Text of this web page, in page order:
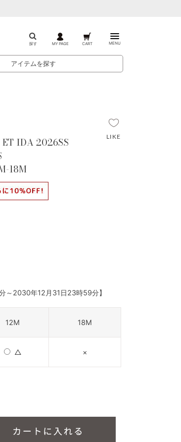
探す MY PAGE CART MENU
アイテムを探す
ET IDA 2026SS
18M
～ 2030年12月31日23時59分】
12M 18M
△ ×